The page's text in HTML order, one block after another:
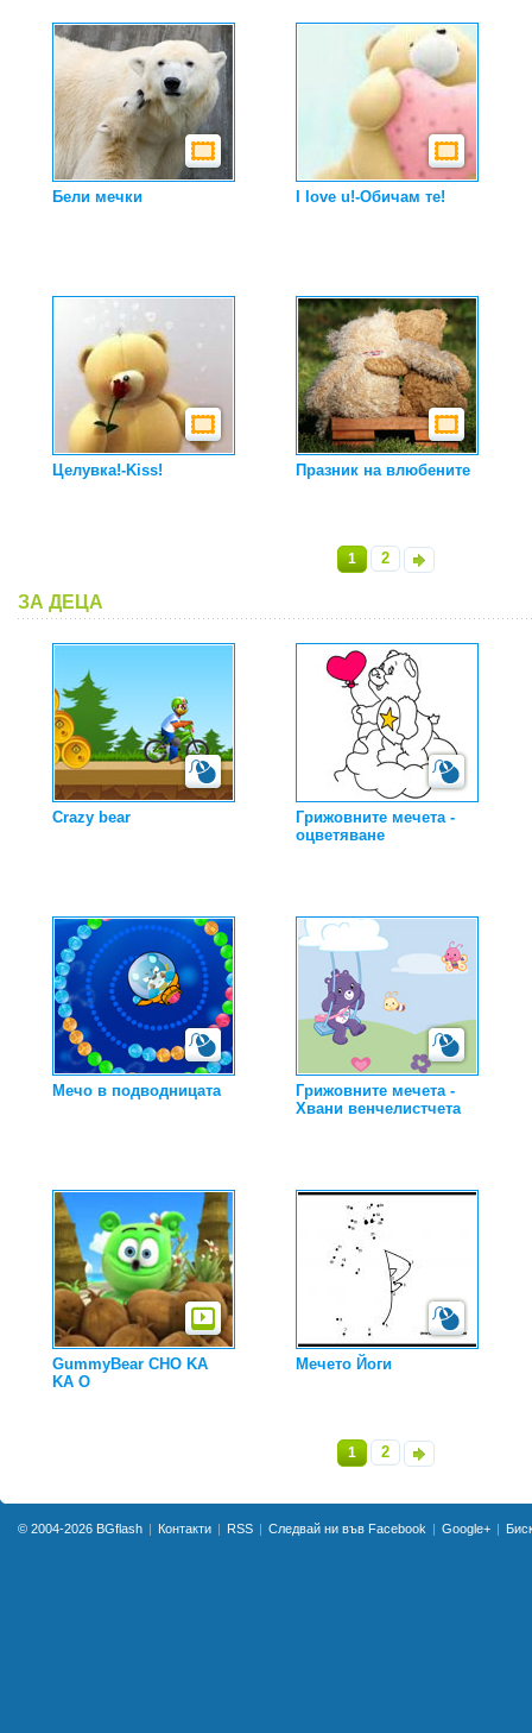
Бели мечки I love u!-Обичам те!
Целувка!-Kiss! Празник на влюбените
1 2»
ЗА ДЕЦА
Crazy bear
Грижовните мечета -
оцветяване
Мечо в подводницата
Грижовните мечета -
Хвани венчелистчета
GummyBear CHO KA
KA O
Мечето Йоги
1 2»
© 2004-2026 BGflash Контакти RSS Следвай ни във Facebook Google+